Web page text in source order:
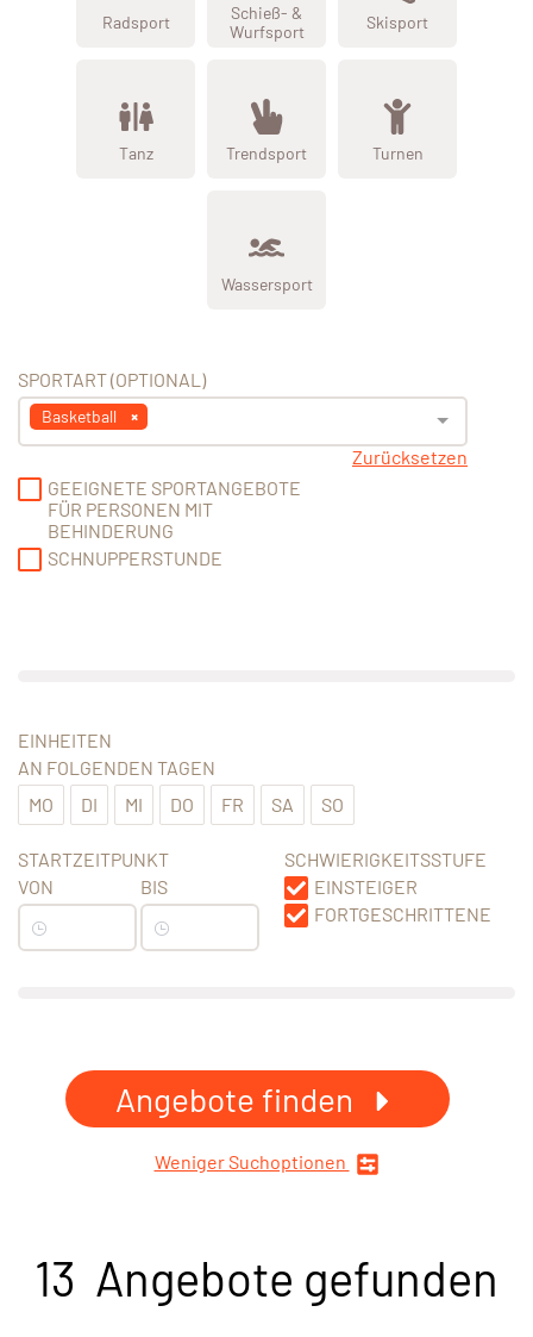
Radsport
Schieß- &
Wurfsport
Skisport
Tanz Trendsport Turnen
Wassersport
SPORTART (OPTIONAL)
Basketball
Zurücksetzen
GEEIGNETE SPORTANGEBOTE
FÜR PERSONEN MIT
BEHINDERUNG
SCHNUPPERSTUNDE
EINHEITEN
AN FOLGENDEN TAGEN
MO
DI MI DO FR SA SO
STARTZEITPUNKT
VON
BIS
SCHWIERIGKEITSSTUFE
EINSTEIGER
FORTGESCHRITTENE
Angebote finden
Weniger Suchoptionen
13 Angebote gefunden